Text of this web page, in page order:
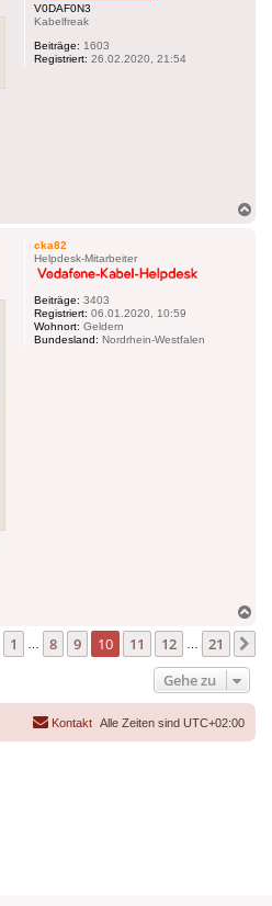
V0DAF0N3
Kabelfreak
Beiträge: 1603
Registriert: 26.02.2020, 21:54
cka82
Helpdesk-Mitarbeiter
Beiträge: 3403
Registriert: 06.01.2020, 10:59
Wohnort: Geldern
Bundesland: Nordrhein-Westfalen
10 von 21
Vorherige
1 8 9 10 11 12 21
Gehe zu
Alle Zeiten sind UTC+02:00
Kontakt